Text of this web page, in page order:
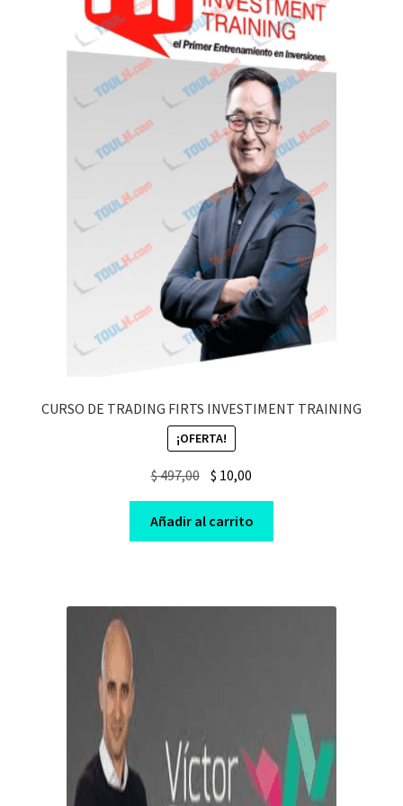
CURSO DE TRADING FIRTS INVESTIMENT TRAINING
¡OFERTA!
$497,00 Original
price
was:
$ 497,00.
$ 10,00
price
is:
$ 10,00.
Añadir al carrito